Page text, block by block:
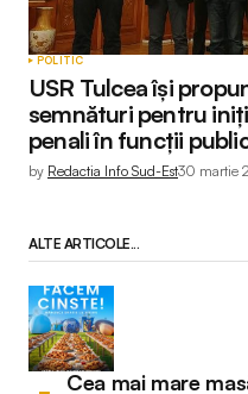
POLITIC
USR Tulcea își
semnături pentru
penali în funcții
by Redactia Info Sud-Est30 martie
ALTE ARTICOLE...
Cea mai mare